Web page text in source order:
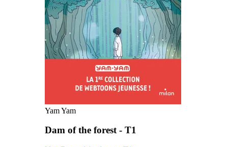
Yam Yam
Dam of the forest - T1